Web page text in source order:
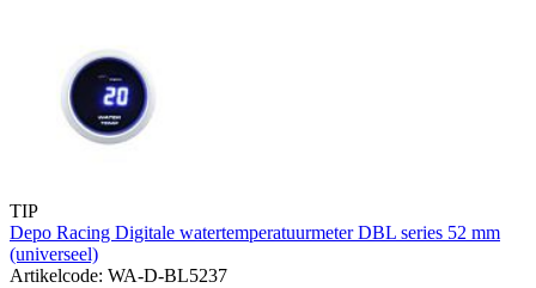
TIP
Depo Racing Digitale watertemperatuurmeter DBL series 52 mm
(universeel)
Artikelcode: WA-D-BL5237